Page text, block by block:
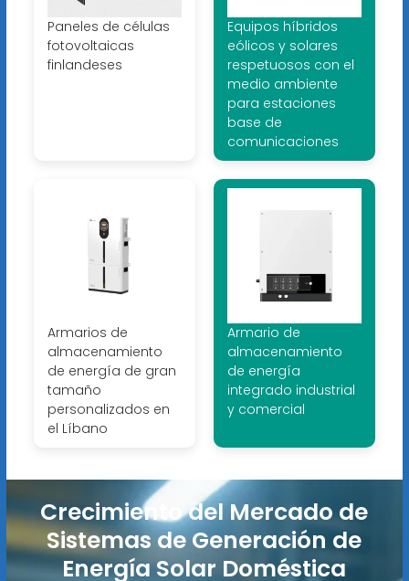
Paneles de células
fotovoltaicas
finlandeses
Equipos híbridos
eólicos y solares
respetuosos con el
medio ambiente
para estaciones
base de
comunicaciones
Armarios de
almacenamiento
de energía de gran
tamaño
personalizados en
el Líbano
Armario de
almacenamiento
de energía
integrado industrial
y comercial
Crecimiento del Mercado de
Sistemas de Generación de
Energía Solar Doméstica